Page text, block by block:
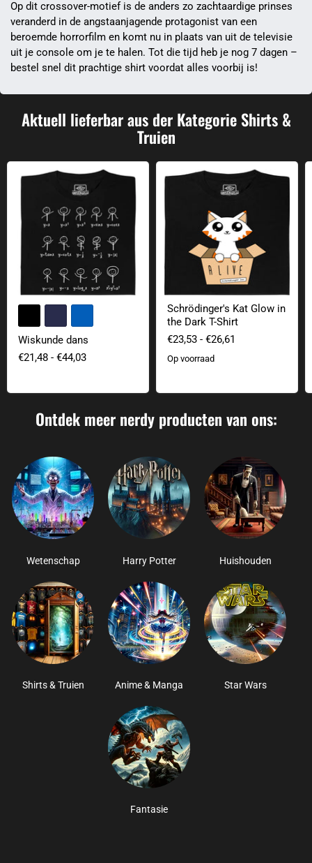
Op dit crossover-motief is de anders zo zachtaardige prinses
veranderd in de angstaanjagende protagonist van een
beroemde horrorfilm en komt nu in plaats van uit de televisie
uit je console om je te halen. Tot die tijd heb je nog 7 dagen –
bestel snel dit prachtige shirt voordat alles voorbij is!
Aktuell lieferbar aus der Kategorie Shirts &
Truien
Wiskunde dans
Kleurvelden wisselen
Wiskunde dans
€21,48 - €44,03
Schrödinger's Kat Glow in the
Schrödinger's Kat Glow in
the Dark T-Shirt
€23,53 - €26,61
Op voorraad
Ontdek meer nerdy producten van ons:
Wetenschap Harry Potter Huishouden
Shirts & Truien Anime & Manga Star Wars
Fantasie